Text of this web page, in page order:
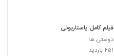
فیلم کامل پاستاریونی
دوستی ها
۴۵۱ بازدید